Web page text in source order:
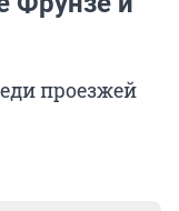
проезжей